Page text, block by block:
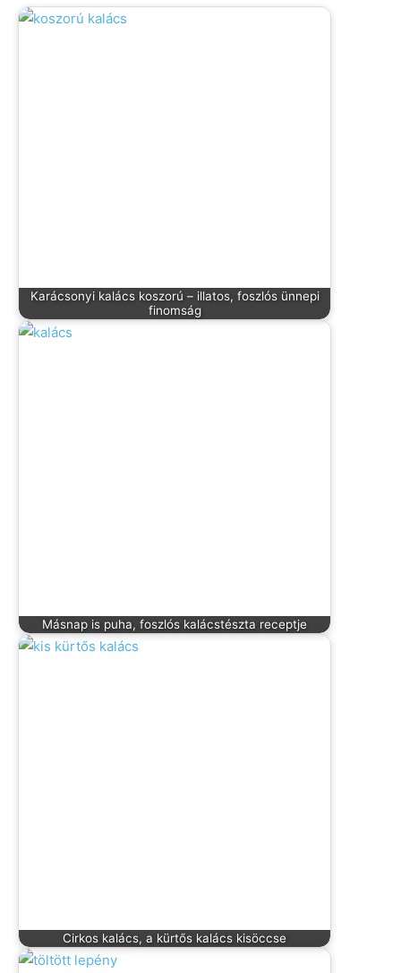
Karácsonyi kalács koszorú – illatos, foszlós ünnepi
finomság
Másnap is puha, foszlós kalácstészta receptje
Cirkos kalács, a kürtős kalács kisöccse